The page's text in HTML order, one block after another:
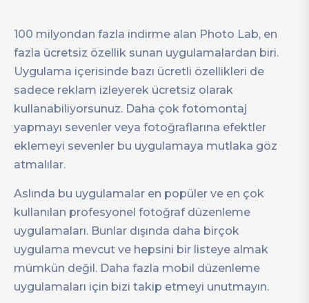
100 milyondan fazla indirme alan Photo Lab, en
fazla ücretsiz özellik sunan uygulamalardan biri.
Uygulama içerisinde bazı ücretli özellikleri de
sadece reklam izleyerek ücretsiz olarak
kullanabiliyorsunuz. Daha çok fotomontaj
yapmayı sevenler veya fotoğraflarına efektler
eklemeyi sevenler bu uygulamaya mutlaka göz
atmalılar.
Aslında bu uygulamalar en popüler ve en çok
kullanılan profesyonel fotoğraf düzenleme
uygulamaları. Bunlar dışında daha birçok
uygulama mevcut ve hepsini bir listeye almak
mümkün değil. Daha fazla mobil düzenleme
uygulamaları için bizi takip etmeyi unutmayın.